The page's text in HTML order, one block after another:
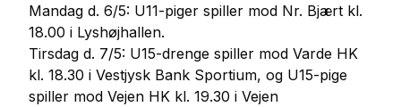
Mandag d. 6/5: U11-piger spiller mod Nr. Bjært kl.
18.00 i Lyshøjhallen.
Tirsdag d. 7/5: U15-drenge spiller mod Varde HK
kl. 18.30 i Vestjysk Bank Sportium, og U15-pige
spiller mod Vejen HK kl. 19.30 i Vejen